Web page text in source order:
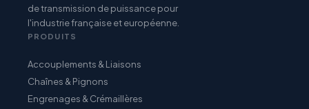
de transmission de puissance pour
l'industrie française et européenne.
PRODUITS
Accouplements & Liaisons
Chaînes & Pignons
Engrenages & Crémaillères